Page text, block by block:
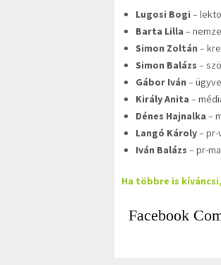
Lugosi Bogi –
Barta Lilla –
Simon Zoltán –
Simon Balázs –
Gábor Iván –
Király Anita –
Dénes Hajnalka –
Langó Károly–
Iván Balázs – pr-
Ha többre is
Facebook